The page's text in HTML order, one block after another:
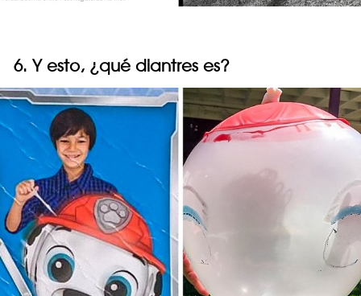
6. Y esto, ¿qué diantres es?